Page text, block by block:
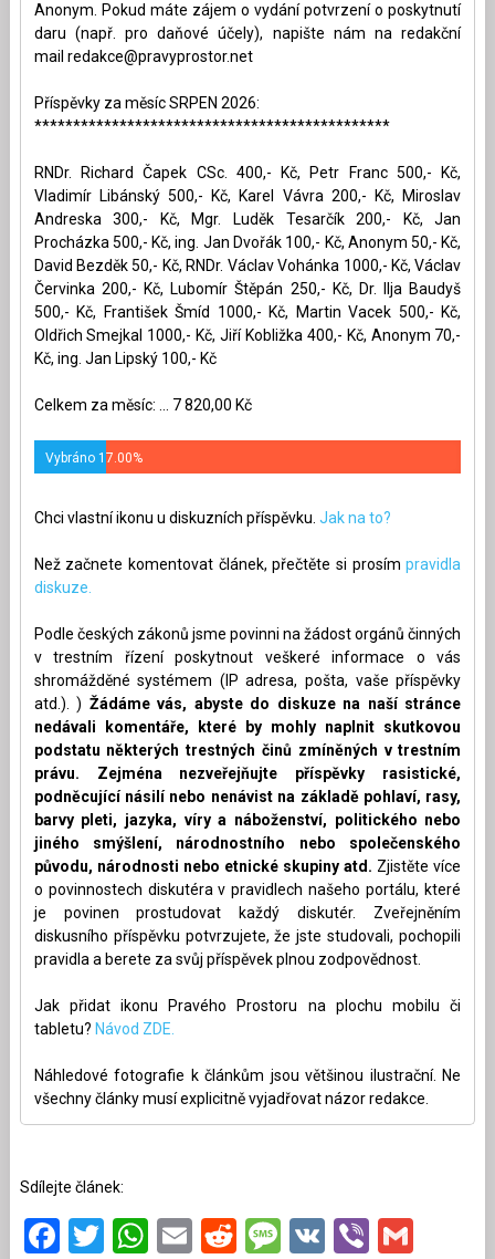
Anonym. Pokud máte zájem o vydání potvrzení o poskytnutí
daru (např. pro daňové účely), napište nám na redakční
mail redakce@pravyprostor.net
Příspěvky za měsíc SRPEN 2026:
**********************************************
RNDr. Richard Čapek CSc. 400,- Kč, Petr Franc 500,- Kč,
Vladimír Libánský 500,- Kč, Karel Vávra 200,- Kč, Miroslav
Andreska 300,- Kč, Mgr. Luděk Tesarčík 200,- Kč, Jan
Procházka 500,- Kč, ing. Jan Dvořák 100,- Kč, Anonym 50,- Kč,
David Bezděk 50,- Kč, RNDr. Václav Vohánka 1000,- Kč, Václav
Červinka 200,- Kč, Lubomír Štěpán 250,- Kč, Dr. Ilja Baudyš
500,- Kč, František Šmíd 1000,- Kč, Martin Vacek 500,- Kč,
Oldřich Smejkal 1000,- Kč, Jiří Kobližka 400,- Kč, Anonym 70,-
Kč, ing. Jan Lipský 100,- Kč
Celkem za měsíc: ... 7 820,00 Kč
Vybráno 17.00%
Chci vlastní ikonu u diskuzních příspěvku. Jak na to?
Než začnete komentovat článek, přečtěte si prosímpravidla
diskuze.
Podle českých zákonů jsme povinni na žádost orgánů činných
v trestním řízení poskytnout veškeré informace o vás
shromážděné systémem (IP adresa, pošta, vaše příspěvky
atd.). ) Žádáme vás, abyste do diskuze na naší stránce
nedávali komentáře, které by mohly naplnit skutkovou
podstatu některých trestných činů zmíněných v trestním
právu. Zejména nezveřejňujte příspěvky rasistické,
podněcující násilí nebo nenávist na základě pohlaví, rasy,
barvy pleti, jazyka, víry a náboženství, politického nebo
jiného smýšlení, národnostního nebo společenského
původu, národnosti nebo etnické skupiny atd. Zjistěte více
o povinnostech diskutéra v pravidlech našeho portálu, které
je povinen prostudovat každý diskutér. Zveřejněním
diskusního příspěvku potvrzujete, že jste studovali, pochopili
pravidla a berete za svůj příspěvek plnou zodpovědnost.
Jak přidat ikonu Pravého Prostoru na plochu mobilu či
tabletu? Návod ZDE.
Náhledové fotografie k článkům jsou většinou ilustrační. Ne
všechny články musí explicitně vyjadřovat názor redakce.
Sdílejte článek:
Facebook
TwitterWhatsApp
EmailRedditMessage
VK Viber